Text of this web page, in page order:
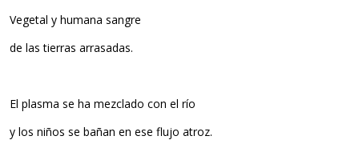
Vegetal y humana sangre
de las tierras arrasadas.
El plasma se ha mezclado con el rí­o
y los niños se bañan en ese flujo atroz.